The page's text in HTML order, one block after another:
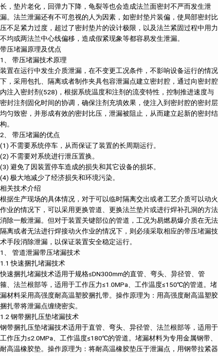
长，垫片老化，回弹力下降，龟裂等也会造成法兰面密封不严而发生泄
漏。法兰泄漏还有不可忽视的人为因素，如密封垫片装偏，使局部密封比
压不足紧力过度，超过了密封垫片的设计极限，以及法兰紧固过程中用力
不均或两法兰中心线偏移，造成假紧现象等都容易发生泄漏。
带压堵漏原理及优点
1、 带压堵漏技术原理
装置在运行中发生介质泄漏，在不变更工况条件，不影响设备运行的情况
下，采用包扎、隔离或者制作夹具包容泄漏点建立密封腔，通过向密封腔
内注入密封剂(528)，根据系统温度和注剂的流变特性，控制推进速度与
密封注剂固化时间的协调，确保注剂充填效果，使注入到密封腔的密封层
均匀致密，并形成有效的密封比压，泄漏被阻止，从而建立起新的密封结
构。
2、 带压堵漏的优点
(1) 不需要系统停车，从而保证了装置的长周期运行。
(2) 不需要对系统进行泄压置换。
(3) 避免了因装置停车造成的损失和其它设备的损坏。
(4) 极大地减少了经济损失和环境污染。
相关技术介绍
根据生产现场的具体情况，对于可以临时隔离交出或者工艺介质可以动火
作业的情况下，可以采用更换管道、更换法兰垫片或进行焊补孔洞的方法
消除一般泄漏。但对于装置关键部位的管道，工况为易燃易爆介质在无法
隔离或者无法进行焊接动火作业的情况下，则必须采取相应的带压堵漏技
术手段消除泄漏，以保证装置安全稳定运行。
1、 管道泄漏带压堵漏技术
1.1 快速捆扎堵漏技术
快速捆扎堵漏技术适用于规格≤DN300mm的直管、弯头、异径管、管
箍、法兰根部等，适用于工作压力≤1.0MPa、工作温度≤150℃的管道。堵
漏材料采用高强度耐高温塑胶捆扎带。操作原理为：用高强度耐高温塑胶
捆扎带将泄漏点缠绕密实。
1.2 钢带捆扎压垫堵漏技术
钢带捆扎压垫堵漏技术适用于直管、弯头、异径管、法兰根部等，适用于
工作压力≤2.0MPa、工作温度≤180℃的管道。堵漏材料为专用金属钢带、
耐高温橡胶垫。操作原理为：将耐高温橡胶垫压于泄漏点，用钢带拉紧器